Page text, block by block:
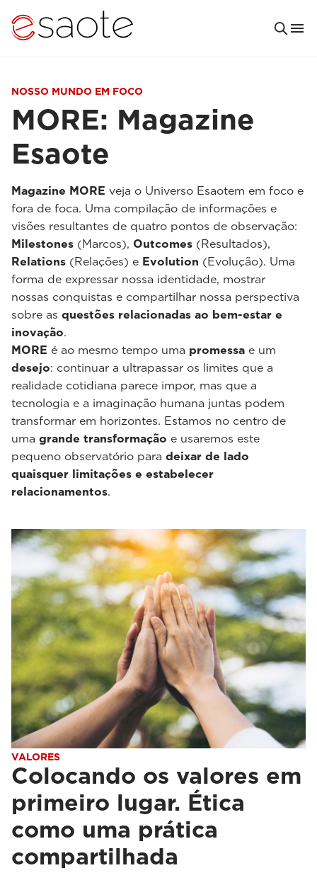
NOSSO MUNDO EM FOCO
MORE: Magazine
Esaote
Magazine MORE veja o Universo Esaotem em foco e
fora de foca. Uma compilação de informações e
visões resultantes de quatro pontos de observação:
Milestones (Marcos), Outcomes (Resultados),
Relations (Relações) e Evolution (Evolução). Uma
forma de expressar nossa identidade, mostrar
nossas conquistas e compartilhar nossa perspectiva
sobre as questões relacionadas ao bem-estar e
inovação.
MORE é ao mesmo tempo uma promessa e um
desejo: continuar a ultrapassar os limites que a
realidade cotidiana parece impor, mas que a
tecnologia e a imaginação humana juntas podem
transformar em horizontes. Estamos no centro de
uma grande transformação e usaremos este
pequeno observatório para deixar de lado
quaisquer limitações e estabelecer
relacionamentos.
VALORES
Colocando os valores em
primeiro lugar. Ética
como uma prática
compartilhada